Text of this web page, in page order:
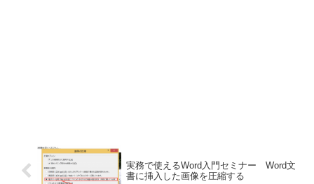
実務で使えるWord入門セミナー Word文
書に挿入した画像を圧縮する